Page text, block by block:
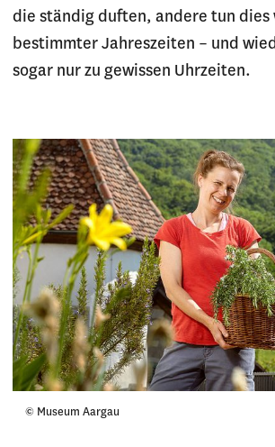
die ständig duften, andere tun dies
bestimmter Jahreszeiten – und
sogar nur zu gewissen Uhrzeiten.
© Museum Aargau